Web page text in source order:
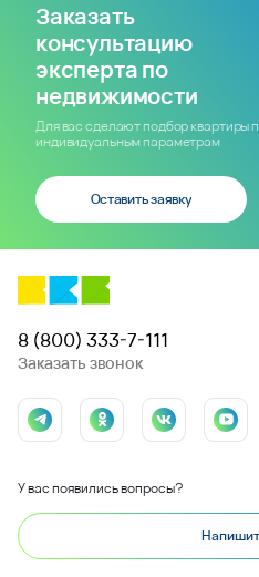
Заказать
консультацию
эксперта по
недвижимости
Для вас сделают подбор квартиры
индивидуальным параметрам
Оставить заявку
8 (800) 333-7-111
Заказать звонок
У вас появились вопросы?